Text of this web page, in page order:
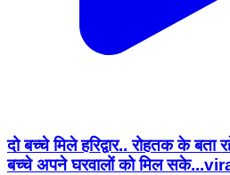
दो बच्चे मिले हरिद्वार.. रोहतक के
बच्चे अपने घरवालों को मिल